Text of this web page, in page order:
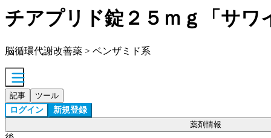
チアプリド錠２５ｍｇ「サワ
脳循環代謝改善薬 > ベンザミド系
記事 ツール
ログイン 新規登録
薬剤情報